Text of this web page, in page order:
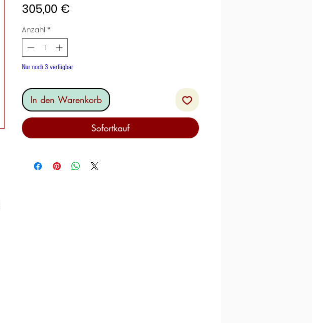
305,00 €
Anzahl *
Nur noch 3 verfügbar
In den Warenkorb
Sofortkauf